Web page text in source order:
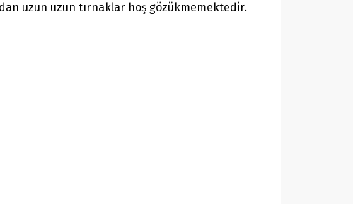
uzun uzun tırnaklar hoş gözükmemektedir.